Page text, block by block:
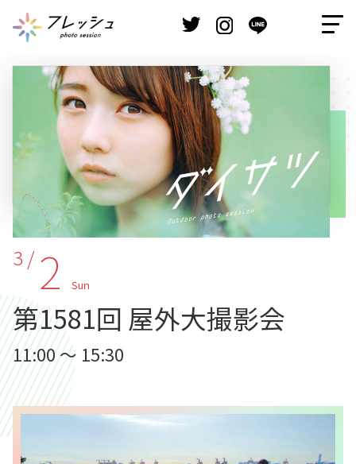
3 / 2 Sun
第1581回 屋外大撮影会
11:00 ～ 15:30